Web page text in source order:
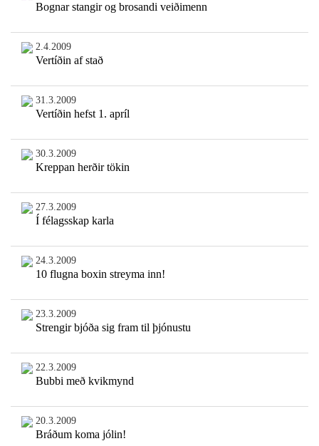
Bognar stangir og brosandi veiðimenn
2.4.2009
Vertíðin af stað
31.3.2009
Vertíðin hefst 1. apríl
30.3.2009
Kreppan herðir tökin
27.3.2009
Í félagsskap karla
24.3.2009
10 flugna boxin streyma inn!
23.3.2009
Strengir bjóða sig fram til þjónustu
22.3.2009
Bubbi með kvikmynd
20.3.2009
Bráðum koma jólin!